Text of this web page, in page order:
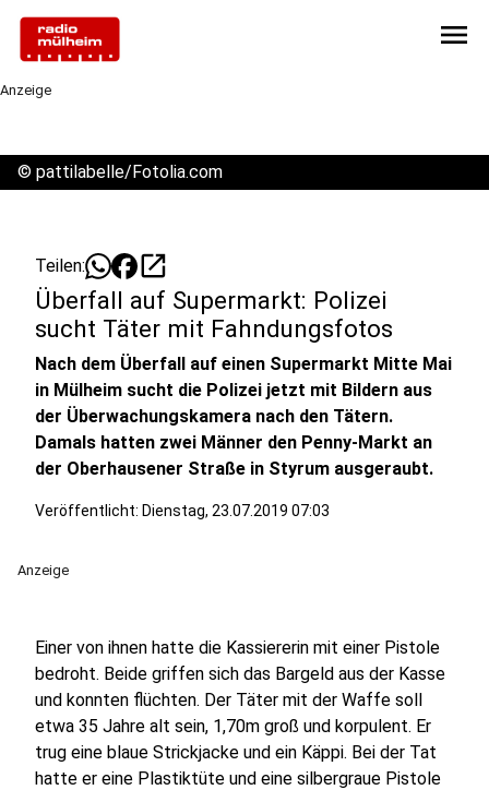
menu
Anzeige
© pattilabelle/Fotolia.com
Teilen: open_in_new
Überfall auf Supermarkt: Polizei
sucht Täter mit Fahndungsfotos
Nach dem Überfall auf einen Supermarkt Mitte Mai
in Mülheim sucht die Polizei jetzt mit Bildern aus
der Überwachungskamera nach den Tätern.
Damals hatten zwei Männer den Penny-Markt an
der Oberhausener Straße in Styrum ausgeraubt.
Veröffentlicht: Dienstag, 23.07.2019 07:03
Anzeige
Einer von ihnen hatte die Kassiererin mit einer Pistole
bedroht. Beide griffen sich das Bargeld aus der Kasse
und konnten flüchten. Der Täter mit der Waffe soll
etwa 35 Jahre alt sein, 1,70m groß und korpulent. Er
trug eine blaue Strickjacke und ein Käppi. Bei der Tat
hatte er eine Plastiktüte und eine silbergraue Pistole